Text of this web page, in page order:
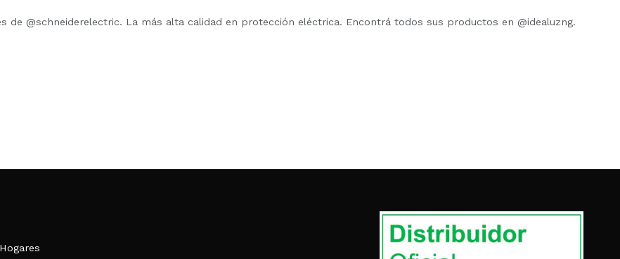
de @schneiderelectric. La más alta calidad en protección eléctrica. Encontrá todos sus productos en @idealuzng.